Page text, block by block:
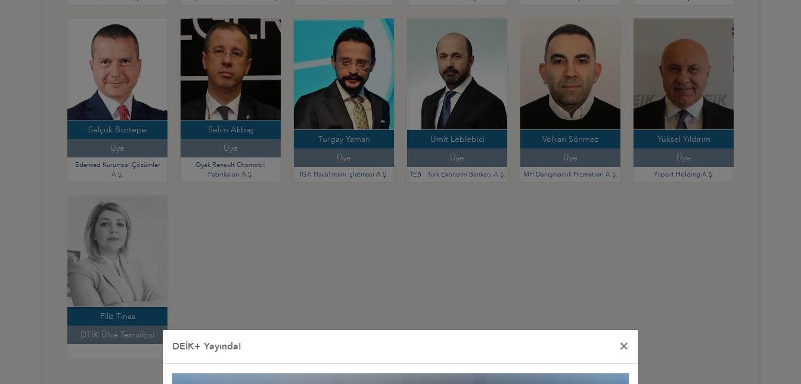
Selçuk Boztepe
Üye
Edenred Kurumsal Çözümler
A.Ş.
Selim Akbaş
Üye
Oyak Renault Otomobil
Fabrikaları A.Ş.
Turgay Yaman
Üye
İGA Havalimanı İşletmesi A.Ş.
Ümit Leblebici
Üye
TEB - Türk Ekonomi Bankası A.Ş.
Volkan Sönmez
Üye
MH Danışmanlık Hizmetleri A.Ş.
Yüksel Yıldırım
Üye
Yılport Holding A.Ş.
Filiz Tınas
DTİK Ülke Temsilcisi
DEİK+ Yayında! ×